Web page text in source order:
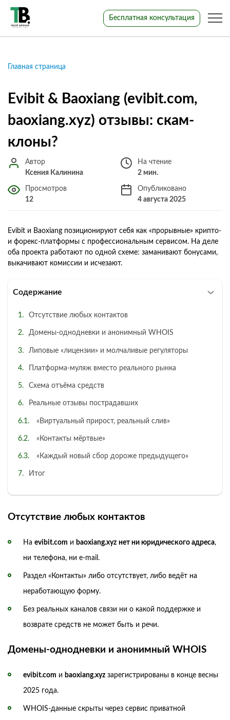
Бесплатная консультация
Главная страница
Evibit & Baoxiang (evibit.com,
baoxiang.xyz) отзывы: скам-
клоны?
Автор
Ксения Калинина
На чтение
2 мин.
Просмотров
12
Опубликовано
4 августа 2025
Evibit и Baoxiang позиционируют себя как «прорывные» крипто-
и форекс-платформы с профессиональным сервисом. На деле
оба проекта работают по одной схеме: заманивают бонусами,
выкачивают комиссии и исчезают.
Содержание
Отсутствие любых контактов
Домены-однодневки и анонимный WHOIS
Липовые «лицензии» и молчаливые регуляторы
Платформа-муляж вместо реального рынка
Схема отъёма средств
Реальные отзывы пострадавших
«Виртуальный прирост, реальный слив»
«Контакты мёртвые»
«Каждый новый сбор дороже предыдущего»
Итог
Отсутствие любых контактов
На evibit.com и baoxiang.xyz нет ни юридического адреса,
ни телефона, ни e-mail.
Раздел «Контакты» либо отсутствует, либо ведёт на
неработающую форму.
Без реальных каналов связи ни о какой поддержке и
возврате средств не может быть и речи.
Домены-однодневки и анонимный WHOIS
evibit.com и baoxiang.xyz зарегистрированы в конце весны
2025 года.
WHOIS-данные скрыты через сервис приватной